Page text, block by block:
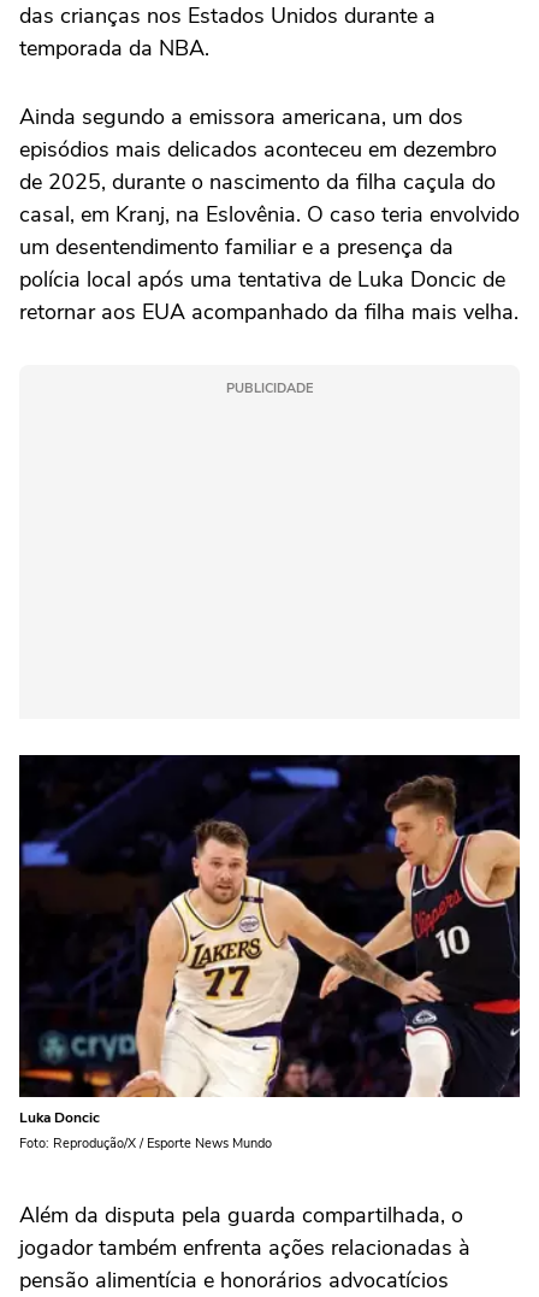
das crianças nos Estados Unidos durante a
temporada da NBA.
Ainda segundo a emissora americana, um dos
episódios mais delicados aconteceu em dezembro
de 2025, durante o nascimento da filha caçula do
casal, em Kranj, na Eslovênia. O caso teria envolvido
um desentendimento familiar e a presença da
polícia local após uma tentativa de Luka Doncic de
retornar aos EUA acompanhado da filha mais velha.
PUBLICIDADE
Luka Doncic
Foto: Reprodução/X / Esporte News Mundo
Além da disputa pela guarda compartilhada, o
jogador também enfrenta ações relacionadas à
pensão alimentícia e honorários advocatícios